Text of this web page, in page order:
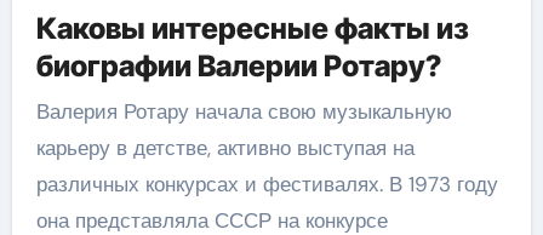
Каковы интересные факты из
биографии Валерии Ротару?
Валерия Ротару начала свою музыкальную
карьеру в детстве, активно выступая на
различных конкурсах и фестивалях. В 1973 году
она представляла СССР на конкурсе